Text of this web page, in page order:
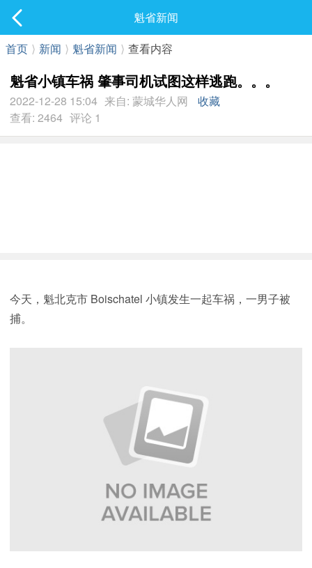
最新发表
魁省新闻
首页 ⟩ 新闻 ⟩ 魁省新闻 ⟩ 查看内容
魁省小镇车祸 肇事司机试图这样逃跑。。。
2022-12-28 15:04 来自: 蒙城华人网
收藏
查看: 2464 评论 1
今天，魁北克市 Boischatel 小镇发生一起车祸，一男子被
捕。